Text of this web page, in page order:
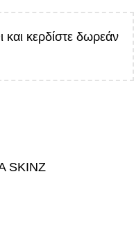
και κερδίστε δωρεάν
SKINZ